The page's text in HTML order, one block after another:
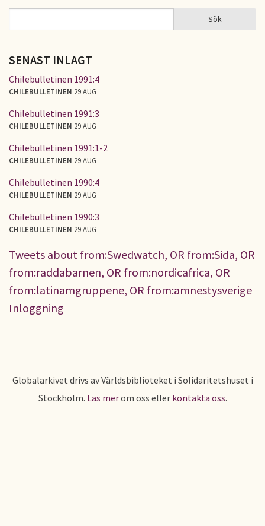
SÖKFORMULÄR Sök
SENAST INLAGT
Chilebulletinen 1991:4
CHILEBULLETINEN 29 AUG
Chilebulletinen 1991:3
CHILEBULLETINEN 29 AUG
Chilebulletinen 1991:1-2
CHILEBULLETINEN 29 AUG
Chilebulletinen 1990:4
CHILEBULLETINEN 29 AUG
Chilebulletinen 1990:3
CHILEBULLETINEN 29 AUG
Tweets about from:Swedwatch, OR from:Sida, OR
from:raddabarnen, OR from:nordicafrica, OR
from:latinamgruppene, OR from:amnestysverige
Inloggning
Globalarkivet drivs av Världsbiblioteket i Solidaritetshuset i
Stockholm. Läs merom oss eller kontakta oss.